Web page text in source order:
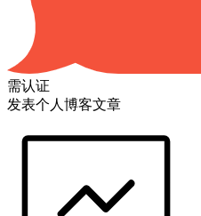
需认证
发表个人博客文章